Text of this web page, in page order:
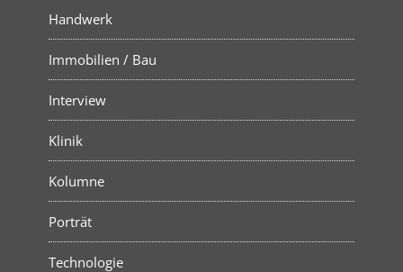
Handwerk
Immobilien / Bau
Interview
Klinik
Kolumne
Porträt
Technologie